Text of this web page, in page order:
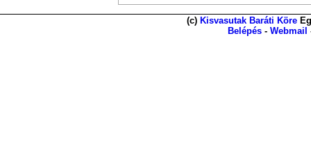
(c) Kisvasutak Baráti Köre
Belépés - Webmail